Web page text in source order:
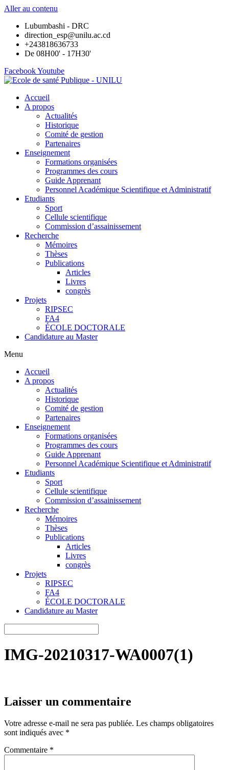
Aller au contenu
Lubumbashi - DRC
direction_esp@unilu.ac.cd
+243818636733
De 08H00' - 17H30'
FacebookYoutube
Accueil
A propos
Actualités
Historique
Comité de gestion
Partenaires
Enseignement
Formations organisées
Programmes des cours
Guide Apprenant
Personnel Académique Scientifique et Administratif
Etudiants
Sport
Cellule scientifique
Commission d’assainissement
Recherche
Mémoires
Thèses
Publications
Articles
Livres
congrès
Projets
RIPSEC
FA4
ÉCOLE DOCTORALE
Candidature au Master
Menu
Accueil
A propos
Actualités
Historique
Comité de gestion
Partenaires
Enseignement
Formations organisées
Programmes des cours
Guide Apprenant
Personnel Académique Scientifique et Administratif
Etudiants
Sport
Cellule scientifique
Commission d’assainissement
Recherche
Mémoires
Thèses
Publications
Articles
Livres
congrès
Projets
RIPSEC
FA4
ÉCOLE DOCTORALE
Candidature au Master
IMG-20210317-WA0007(1)
Laisser un commentaire
Votre adresse e-mail ne sera pas publiée. Les champs obligatoires
sont indiqués avec *
Commentaire *